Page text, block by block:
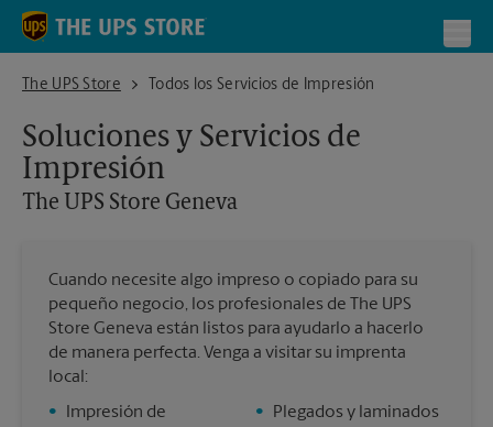
Skip to content
Return to Nav
The UPS Store
The UPS Store GenevaTodos los Servicios de Impresión
Soluciones y Servicios de
Impresión
The UPS Store Geneva
Cuando necesite algo impreso o copiado para su
pequeño negocio, los profesionales de The UPS
Store Geneva están listos para ayudarlo a hacerlo
de manera perfecta. Venga a visitar su imprenta
local:
•
Impresión de
•
Plegados y laminados